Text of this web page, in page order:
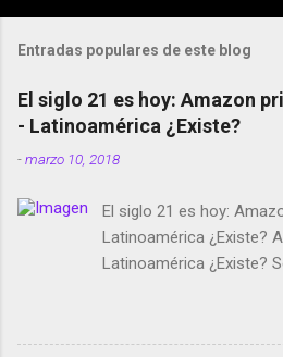
Entradas populares de este blog
El siglo 21 es hoy: Amazon
- Latinoamérica ¿Existe?
-marzo 10, 2018
El siglo 21 es hoy:
Latinoamérica ¿Existe?
Latinoamérica ¿Existe?
temporada de Black
cuentas Responden los